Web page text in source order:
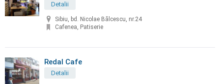
Detalii
Sibiu, bd. Nicolae Bălcescu, nr.24
Cafenea, Patiserie
Redal Cafe
Detalii